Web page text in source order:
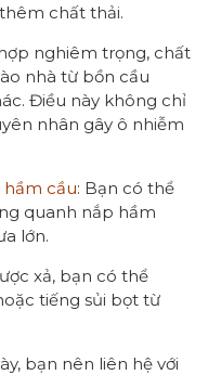
chất thải.
nghiêm trọng, chất
nhà từ bồn cầu
Điều này không chỉ
nhân gây ô nhiễm
cầu: Bạn có thể
quanh nắp hầm
lớn.
xả, bạn có thể
tiếng sủi bọt từ
bạn nên liên hệ với